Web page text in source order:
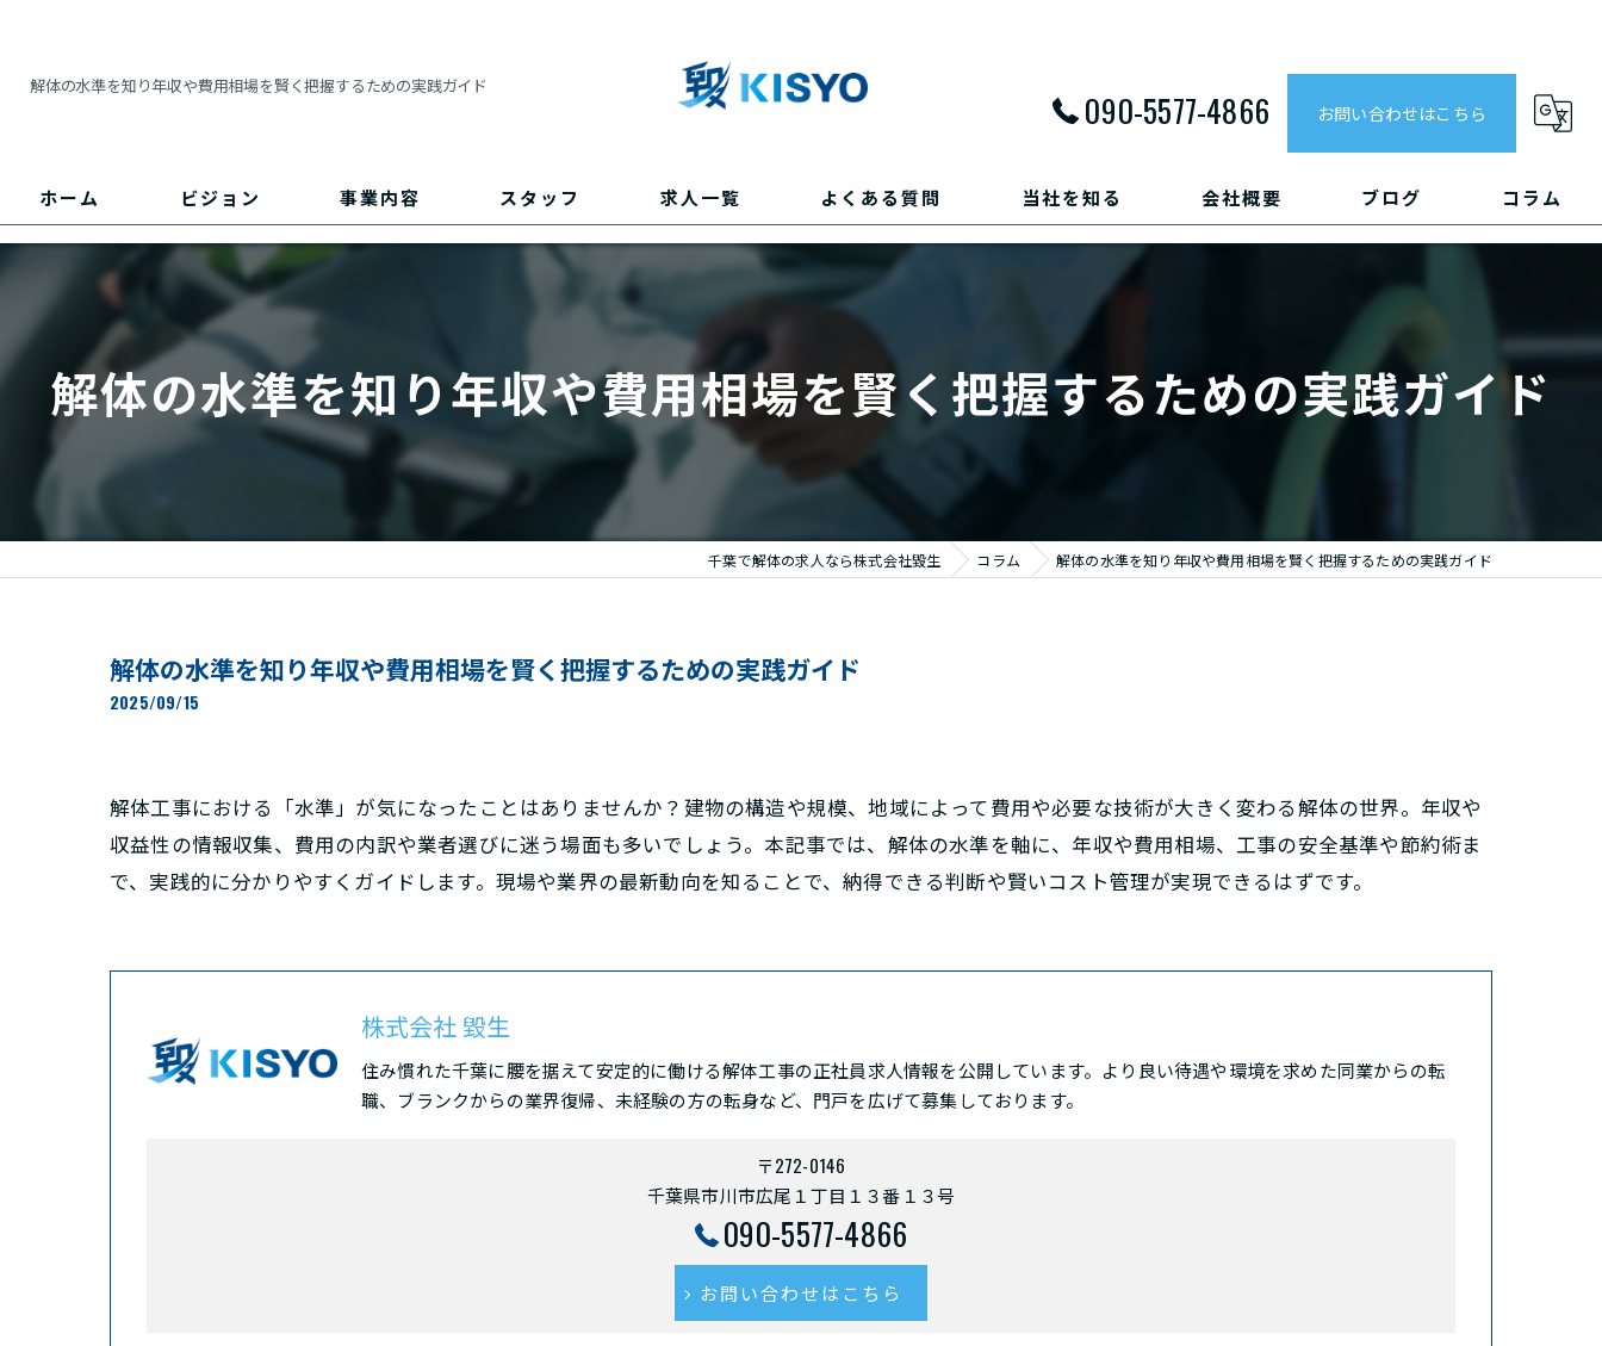
解体の水準を知り年収や費用相場を賢く把握するための実践ガイド
090-5577-4866 お問い合わせはこちら
ホーム ビジョン 事業内容 スタッフ 求人一覧 よくある質問 当社を知る
重機オペレーター
会社概要 ブログ コラム
解体の水準を知り年収や費用相場を賢く把握するための実践ガイド
千葉で解体の求人なら株式会社毀生 コラム 解体の水準を知り年収や費用相場を賢く把握するための実践ガイド
解体の水準を知り年収や費用相場を賢く把握するための実践ガイド
2025/09/15
解体工事における「水準」が気になったことはありませんか？建物の構造や規模、地域によって費用や必要な技術が大きく変わる解体の世界。年収や
収益性の情報収集、費用の内訳や業者選びに迷う場面も多いでしょう。本記事では、解体の水準を軸に、年収や費用相場、工事の安全基準や節約術ま
で、実践的に分かりやすくガイドします。現場や業界の最新動向を知ることで、納得できる判断や賢いコスト管理が実現できるはずです。
株式会社 毀生
住み慣れた千葉に腰を据えて安定的に働ける解体工事の正社員求人情報を公開しています。より良い待遇や環境を求めた同業からの転
職、ブランクからの業界復帰、未経験の方の転身など、門戸を広げて募集しております。
〒272-0146
千葉県市川市広尾１丁目１３番１３号
090-5577-4866
お問い合わせはこちら